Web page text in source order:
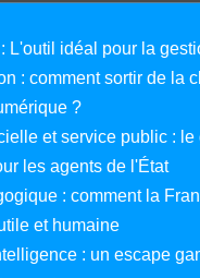
L'outil idéal pour la
: comment sortir de la
?
et service public :
les agents de l'État
: comment la
et humaine
: un escape